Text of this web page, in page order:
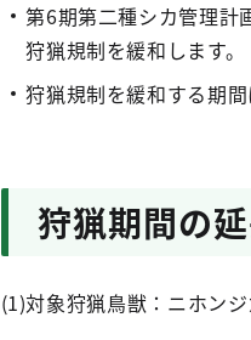
第6期第二種シカ管理計
狩猟規制を緩和します。
狩猟規制を緩和する期
狩猟期間の
(1)対象狩猟鳥獣：ニホンジ